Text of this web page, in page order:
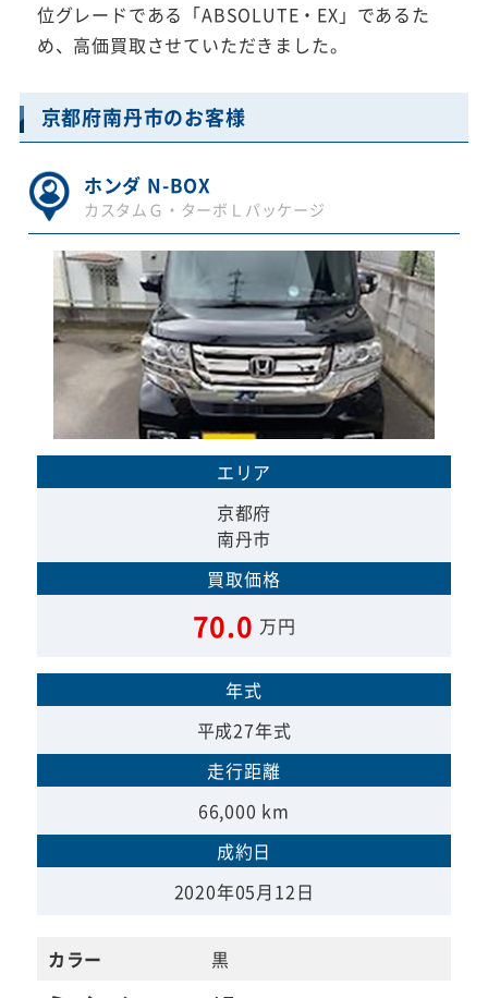
位グレードである「ABSOLUTE・EX」であるた
め、高価買取させていただきました。
京都府南丹市のお客様
ホンダ N-BOX
カスタムＧ・ターボＬパッケージ
エリア
京都府
南丹市
買取価格
70.0 万円
年式
平成27年式
走行距離
66,000 km
成約日
2020年05月12日
カラー
黒